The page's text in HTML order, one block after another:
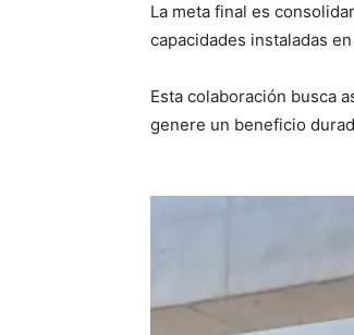
La meta final es
capacidades instaladas
Esta colaboración busca
genere un beneficio